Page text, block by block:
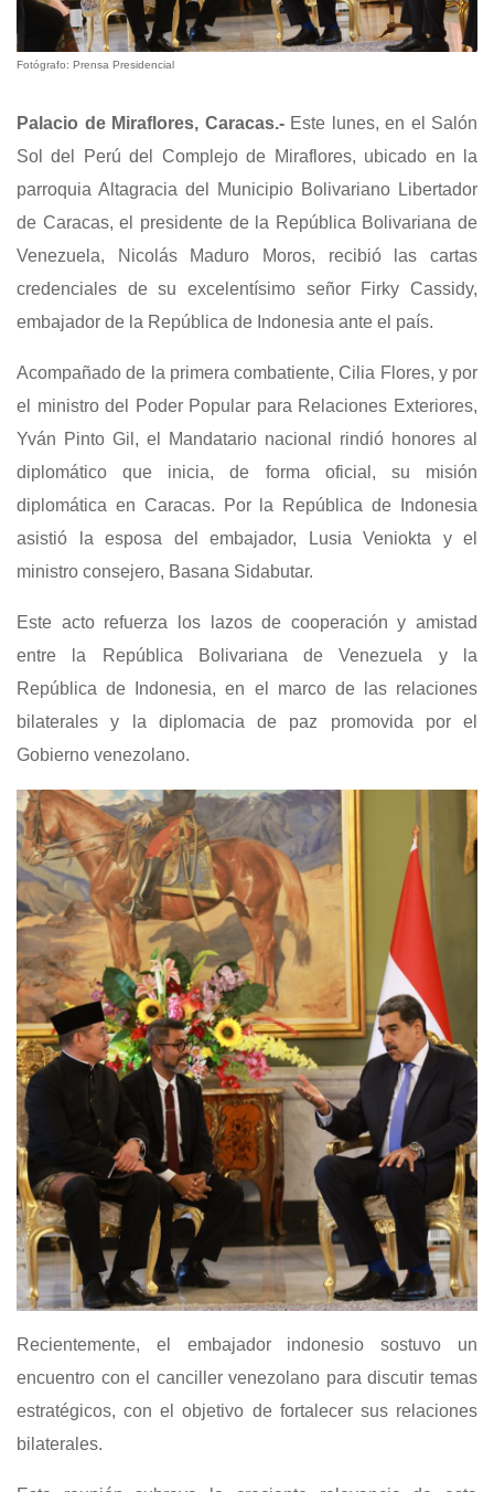
Fotógrafo: Prensa Presidencial
Palacio de Miraflores, Caracas.-Este lunes, en el Salón
Sol del Perú del Complejo de Miraflores, ubicado en la
parroquia Altagracia del Municipio Bolivariano Libertador
de Caracas, el presidente de la República Bolivariana de
Venezuela, Nicolás Maduro Moros, recibió las cartas
credenciales de su excelentísimo señor Firky Cassidy,
embajador de la República de Indonesia ante el país.
Acompañado de la primera combatiente, Cilia Flores, y por
el ministro del Poder Popular para Relaciones Exteriores,
Yván Pinto Gil, el Mandatario nacional rindió honores al
diplomático que inicia, de forma oficial, su misión
diplomática en Caracas. Por la República de Indonesia
asistió la esposa del embajador, Lusia Veniokta y el
ministro consejero, Basana Sidabutar.
Este acto refuerza los lazos de cooperación y amistad
entre la República Bolivariana de Venezuela y la
República de Indonesia, en el marco de las relaciones
bilaterales y la diplomacia de paz promovida por el
Gobierno venezolano.
Recientemente, el embajador indonesio sostuvo un
encuentro con el canciller venezolano para discutir temas
estratégicos, con el objetivo de fortalecer sus relaciones
bilaterales.